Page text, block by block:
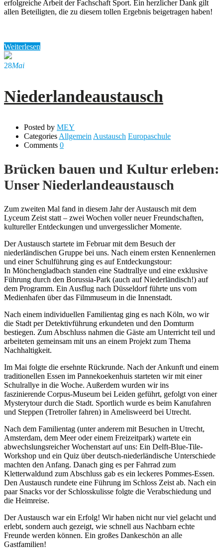
erfolgreiche Arbeit der Fachschaft Sport. Ein herzlicher Dank gilt
allen Beteiligten, die zu diesem tollen Ergebnis beigetragen haben!
Weiterlesen
28Mai
Niederlandeaustausch
Posted by MEY
Categories Allgemein Austausch Europaschule
Comments 0
Brücken bauen und Kultur erleben:
Unser Niederlandeaustausch
Zum zweiten Mal fand in diesem Jahr der Austausch mit dem
Lyceum Zeist statt – zwei Wochen voller neuer Freundschaften,
kultureller Entdeckungen und unvergesslicher Momente.
Der Austausch startete im Februar mit dem Besuch der
niederländischen Gruppe bei uns. Nach einem ersten Kennenlernen
und einer Schulführung ging es auf Entdeckungstour:
In Mönchengladbach standen eine Stadtrallye und eine exklusive
Führung durch den Borussia-Park (auch auf Niederländisch!) auf
dem Programm. Ein Ausflug nach Düsseldorf führte uns vom
Medienhafen über das Filmmuseum in die Innenstadt.
Nach einem individuellen Familientag ging es nach Köln, wo wir
die Stadt per Detektivführung erkundeten und den Domturm
bestiegen. Zum Abschluss nahmen die Gäste am Unterricht teil und
arbeiteten gemeinsam mit uns an einem Projekt zum Thema
Nachhaltigkeit.
Im Mai folgte die ersehnte Rückrunde. Nach der Ankunft und einem
traditionellen Essen im Pannekoekenhuis starteten wir mit einer
Schulrallye in die Woche. Außerdem wurden wir ins
faszinierende Corpus-Museum bei Leiden geführt, gefolgt von einer
Mysterytour durch die Stadt. Sportlich wurde es beim Kanufahren
und Steppen (Tretroller fahren) in Amelisweerd bei Utrecht.
Nach dem Familientag (unter anderem mit Besuchen in Utrecht,
Amsterdam, dem Meer oder einem Freizeitpark) wartete ein
abwechslungsreicher Wochenstart auf uns: Ein Delft-Blue-Tile-
Workshop und ein Quiz über deutsch-niederländische Unterschiede
machten den Anfang. Danach ging es per Fahrrad zum
Kletterwaldund zum Abschluss gab es ein leckeres Pommes-Essen.
Den Austausch rundete eine Führung im Schloss Zeist ab. Nach ein
paar Snacks vor der Schlosskulisse folgte die Verabschiedung und
die Heimreise.
Der Austausch war ein Erfolg! Wir haben nicht nur viel gelacht und
erlebt, sondern auch gezeigt, wie schnell aus Nachbarn echte
Freunde werden können. Ein großes Dankeschön an alle
Gastfamilien!